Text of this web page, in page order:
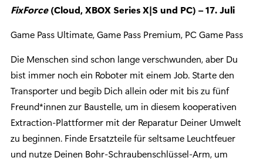
FixForce(Cloud, XBOX Series X|S und PC) – 17. Juli
Game Pass Ultimate, Game Pass Premium, PC Game Pass
Die Menschen sind schon lange verschwunden, aber Du
bist immer noch ein Roboter mit einem Job. Starte den
Transporter und begib Dich allein oder mit bis zu fünf
Freund*innen zur Baustelle, um in diesem kooperativen
Extraction-Plattformer mit der Reparatur Deiner Umwelt
zu beginnen. Finde Ersatzteile für seltsame Leuchtfeuer
und nutze Deinen Bohr-Schraubenschlüssel-Arm, um